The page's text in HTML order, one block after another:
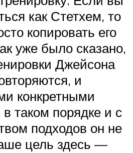
как Стетхем, то
копировать его
уже было сказано,
Джейсона
и
конкретными
таком порядке и с
подходов он не
цель здесь —